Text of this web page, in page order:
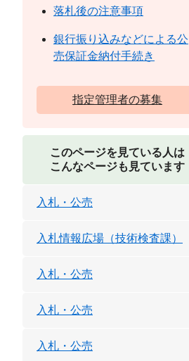
落札後の注意事項
銀行振り込みなどによる公
売保証金納付手続き
指定管理者の募集
このページを見ている人は
こんなページも見ています
入札・公売
入札情報広場（技術検査課）
入札・公売
入札・公売
入札・公売